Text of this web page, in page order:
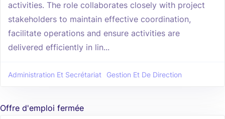
activities. The role collaborates closely with project
stakeholders to maintain effective coordination,
facilitate operations and ensure activities are
delivered efficiently in lin...
Administration Et Secrétariat Gestion Et De Direction
Offre d'emploi fermée